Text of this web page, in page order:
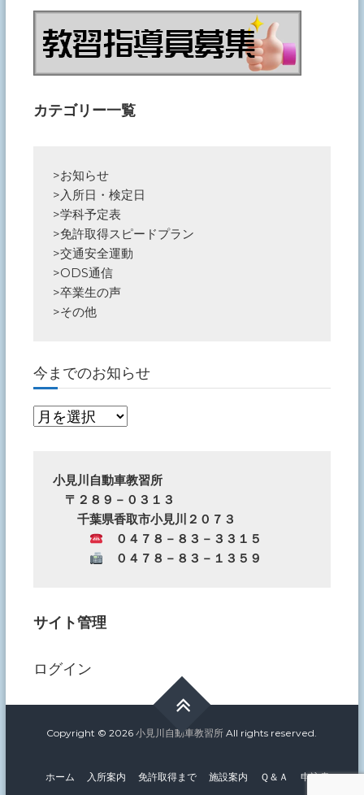
カテゴリー一覧
>お知らせ
>入所日・検定日
>学科予定表
>免許取得スピードプラン
>交通安全運動
>ODS通信
>卒業生の声
>その他
今までのお知らせ
今
小見川自動車教習所
〒２８９－０３１３
千葉県香取市小見川２０７３
０４７８－８３－３３１５
０４７８－８３－１３５９
サイト管理
ログイン
Copyright © 2026小見川自動車教習所 All rights reserved.
ホーム 入所案内 免許取得まで 施設案内 Ｑ＆Ａ 申込書